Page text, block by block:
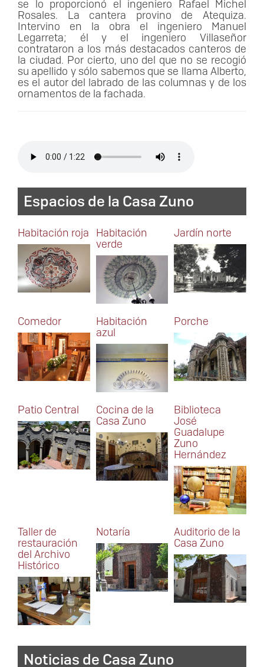
se lo proporcionó el ingeniero Rafael Michel
Rosales. La cantera provino de Atequiza.
Intervino en la obra el ingeniero Manuel
Legarreta; él y el ingeniero Villaseñor
contrataron a los más destacados canteros de
la ciudad. Por cierto, uno del que no se recogió
su apellido y sólo sabemos que se llama Alberto,
es el autor del labrado de las columnas y de los
ornamentos de la fachada.
Espacios de la Casa Zuno
Habitación roja
Habitación
verde
Jardín norte
Comedor
Habitación
azul
Porche
Patio Central
Cocina de la
Casa Zuno
Biblioteca
José
Guadalupe
Zuno
Hernández
Taller de
restauración
del Archivo
Histórico
Notaría
Auditorio de la
Casa Zuno
Noticias de Casa Zuno